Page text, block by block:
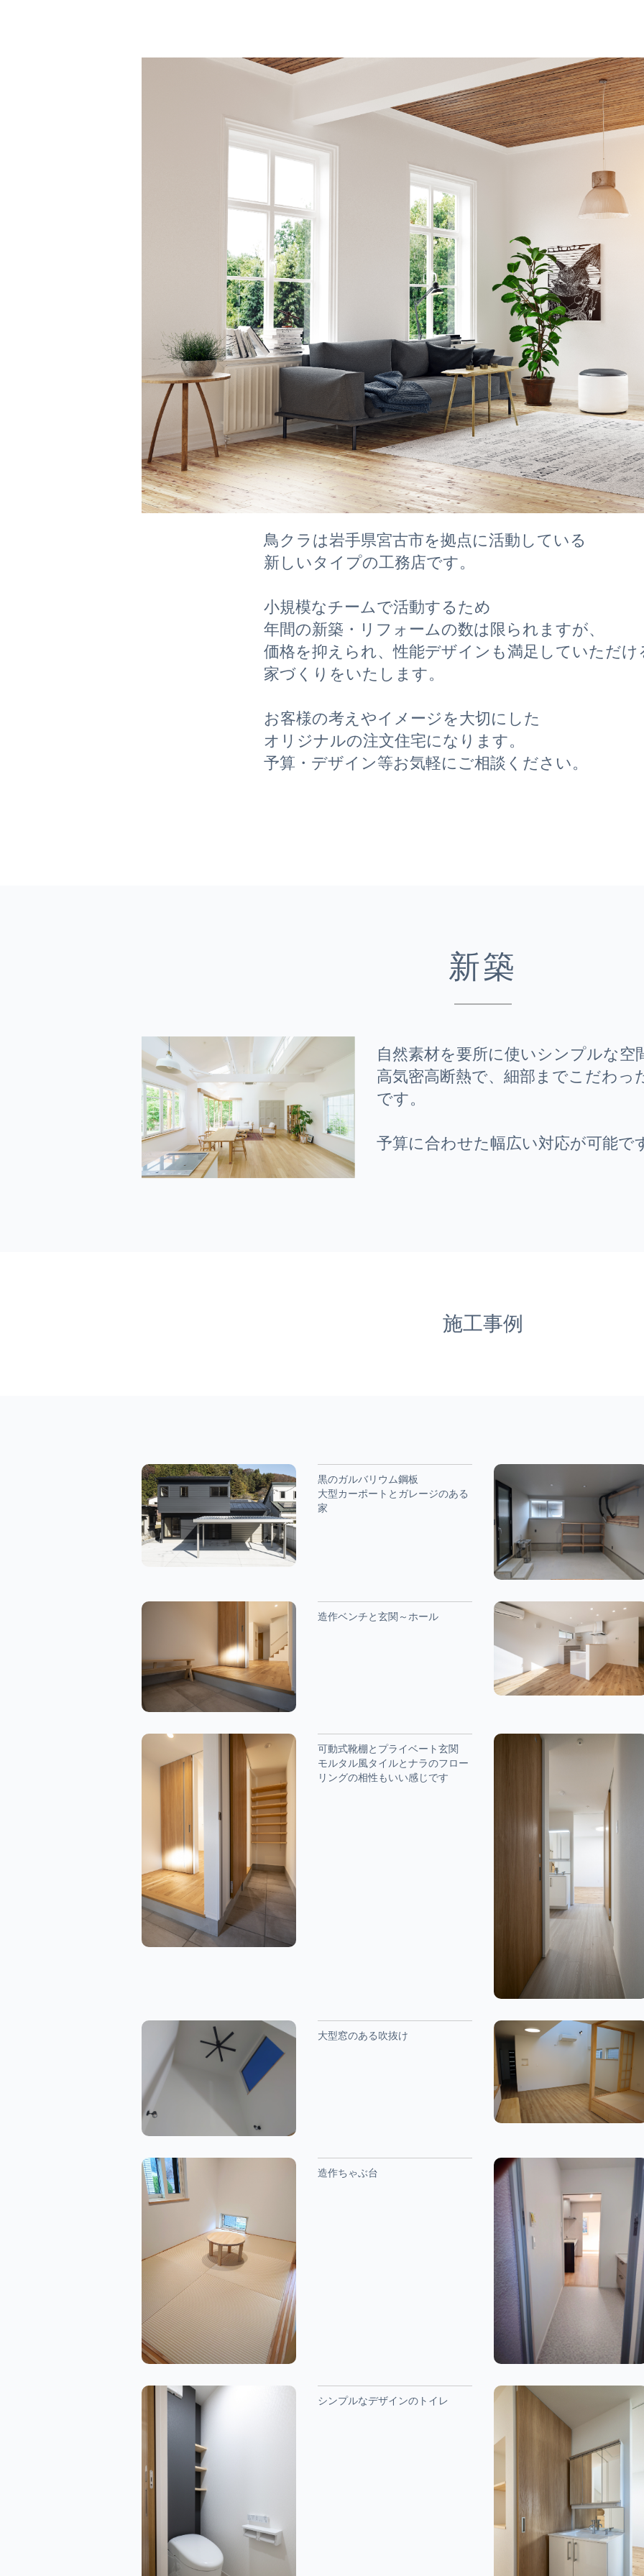
鳥クラは岩手県宮古市を拠点に活動している
新しいタイプの工務店です。
小規模なチームで活動するため
年間の新築・リフォームの数は限られますが、
価格を抑えられ、性能デザインも満足していただけ
家づくりをいたします。
お客様の考えやイメージを大切にした
オリジナルの注文住宅になります。
予算・デザイン等お気軽にご相談ください。
新築
自然素材を要所に使いシンプルな空
高気密高断熱で、細部までこだわっ
です。
予算に合わせた幅広い対応が可能で
施工事例
黒のガルバリウム鋼板
大型カーポートとガレージのある
家
造作ベンチと玄関～ホール
可動式靴棚とプライベート玄関
モルタル風タイルとナラのフロー
リングの相性もいい感じです
大型窓のある吹抜け
造作ちゃぶ台
シンプルなデザインのトイレ